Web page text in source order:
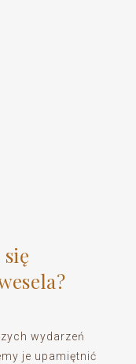
wydarzeń
je upamiętnić